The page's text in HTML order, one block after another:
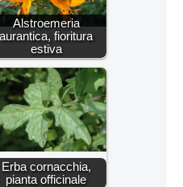
Alstroemeria
aurantica, fioritura
estiva
Erba cornacchia,
pianta officinale